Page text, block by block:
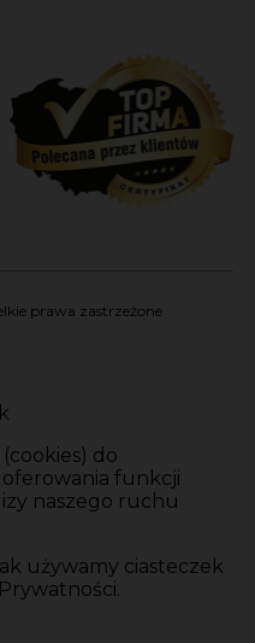
prawa zastrzeżone
do
oferowania funkcji
naszego ruchu
używamy ciasteczek